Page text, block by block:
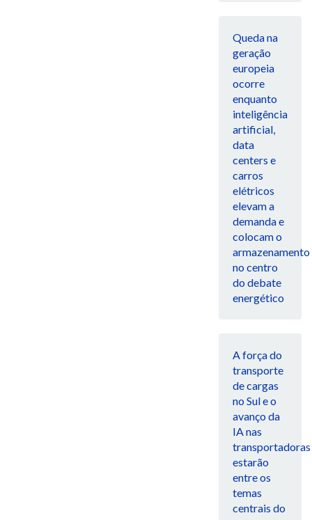
Queda na
geração
europeia
ocorre
enquanto
inteligência
artificial,
data
centers e
carros
elétricos
elevam a
demanda e
colocam o
armazenamento
no centro
do debate
energético
A força do
transporte
de cargas
no Sul e o
avanço da
IA nas
transportadoras
estarão
entre os
temas
centrais do